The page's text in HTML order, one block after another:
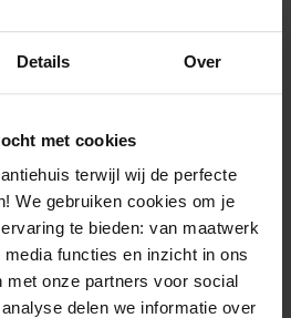
Details Over
met cookies
terwijl wij de perfecte
We gebruiken cookies om je
te bieden: van maatwerk
functies en inzicht in ons
met onze partners voor social
delen we informatie over
bent van kwaliteit.
in
groep in of nabij Nijeveen
die veel privacy en ruimte
vaak prachtig gelegen in de
geschikt zijn voor een
of familie. Omdat het